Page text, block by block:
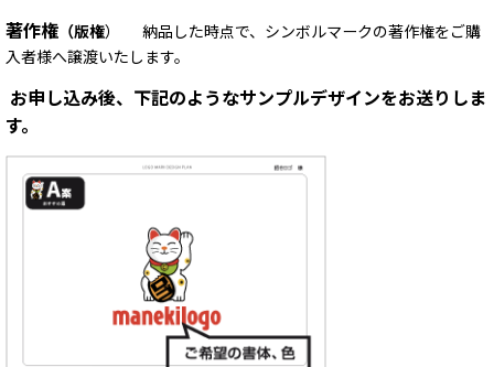
著作権 （版権） 納品した時点で、シンボルマークの著作権をご購
入者様へ譲渡いたします。
お申し込み後、下記のようなサンプルデザインをお送りしま
す。